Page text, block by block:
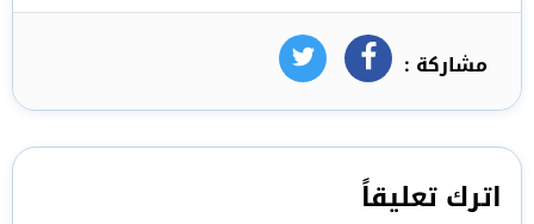
مشاركة : فيسبوكتويتر
اترك تعليقاً